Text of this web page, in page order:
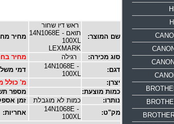
שם המוצר:
ראש דיו שחור
תואם 14N1068E -
100XL
LEXMARK
מחיר
סוג מכירה: רגילה מחיר
דגם:
14N1068E -
100XL
דמי
יצרן:
מ' כולל
כמות מוצעת: מספר
נותרו:
כמות לא מוגבלת זמן
מק"ט:
14N1068E -
100XL
אחריות: